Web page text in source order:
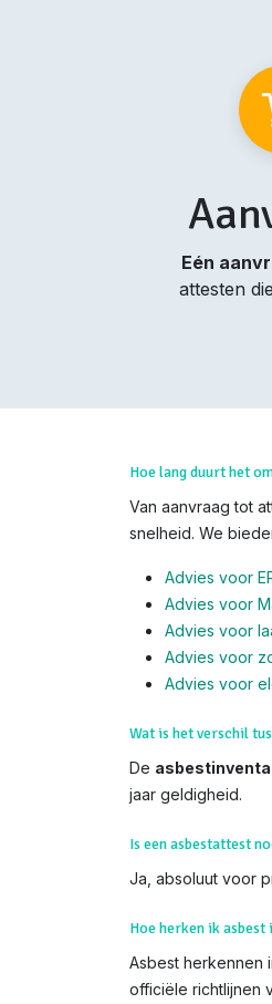
Eén
attesten
Hoe lang duurt het
Van aanvraag tot
snelheid. We
Advies voor
Advies voor
Advies voor
Advies voor
Advies voor el
Wat is het verschil
De
jaar geldigheid.
Is een asbestattest
Ja, absoluut voor
Hoe herken ik
Asbest herkennen
officiële richtlijnen